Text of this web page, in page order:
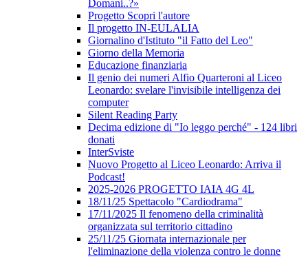
Domani..?»
Progetto Scopri l'autore
Il progetto IN-EULALIA
Giornalino d'Istituto "il Fatto del Leo"
Giorno della Memoria
Educazione finanziaria
Il genio dei numeri Alfio Quarteroni al Liceo
Leonardo: svelare l'invisibile intelligenza dei
computer
Silent Reading Party
Decima edizione di "Io leggo perché" - 124 libri
donati
InterSviste
Nuovo Progetto al Liceo Leonardo: Arriva il
Podcast!
2025-2026 PROGETTO IAIA 4G 4L
18/11/25 Spettacolo "Cardiodrama"
17/11/2025 Il fenomeno della criminalità
organizzata sul territorio cittadino
25/11/25 Giornata internazionale per
l'eliminazione della violenza contro le donne